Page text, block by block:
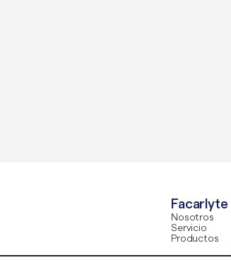
Facarlyte
Nosotros
Servicio
Productos